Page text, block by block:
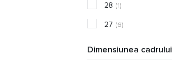
28 (1)
27 (6)
Dimensiunea cadrului